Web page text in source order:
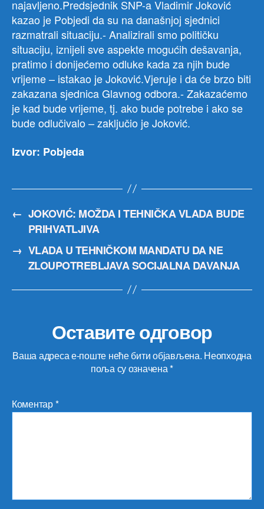
najavljeno.Predsjednik SNP-a Vladimir Joković
kazao je Pobjedi da su na današnjoj sjednici
razmatrali situaciju.- Analizirali smo političku
situaciju, iznijeli sve aspekte mogućih dešavanja,
pratimo i donijećemo odluke kada za njih bude
vrijeme – istakao je Joković.Vjeruje i da će brzo biti
zakazana sjednica Glavnog odbora.- Zakazaćemo
je kad bude vrijeme, tj. ako bude potrebe i ako se
bude odlučivalo – zaključio je Joković.
Izvor: Pobjeda
← JOKOVIĆ: MOŽDA I TEHNIČKA VLADA BUDE
PRIHVATLJIVA
→ VLADA U TEHNIČKOM MANDATU DA NE
ZLOUPOTREBLJAVA SOCIJALNA DAVANJA
Оставите одговор
Ваша адреса е-поште неће бити објављена. Неопходна
поља су означена*
Коментар*